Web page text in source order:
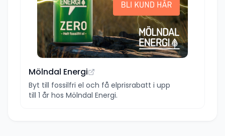
Mölndal Energi
Byt till fossilfri el och få elprisrabatt i upp
till 1 år hos Mölndal Energi.